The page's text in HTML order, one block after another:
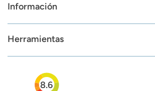
Información
Herramientas
8.6